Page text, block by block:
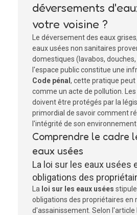
déversements
votre voisine ?
Le déversement des eaux
eaux usées non sanitaires
domestiques (lavabos, douches,
l'espace public constitue une
Code pénal , cette pratique
comme un acte de pollution.
doivent être protégés par la
primordial de savoir comment
l'intégrité de son
Comprendre le cadre
eaux usées
La loi sur les eaux usées
obligations des
La loi sur les eaux usées
obligations des propriétaires en
d'assainissement. Selon l'article